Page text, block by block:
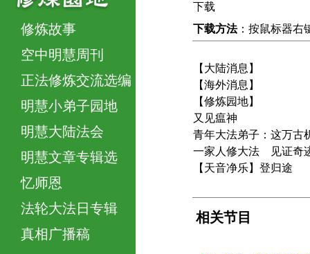
修炼故事
空中明慧周刊
正法修炼交流选编
明慧小弟子园地
明慧大陆法会
明慧文章专辑选
忆师恩
法轮大法日专辑
真相广播稿
下载
下载方法：按鼠标器右
【大陆消息】
【海外消息】
【修炼园地】
又见瘟神
青年大法弟子：这万
一家人修大法 见证奇
【天音净乐】登归途
相关节目